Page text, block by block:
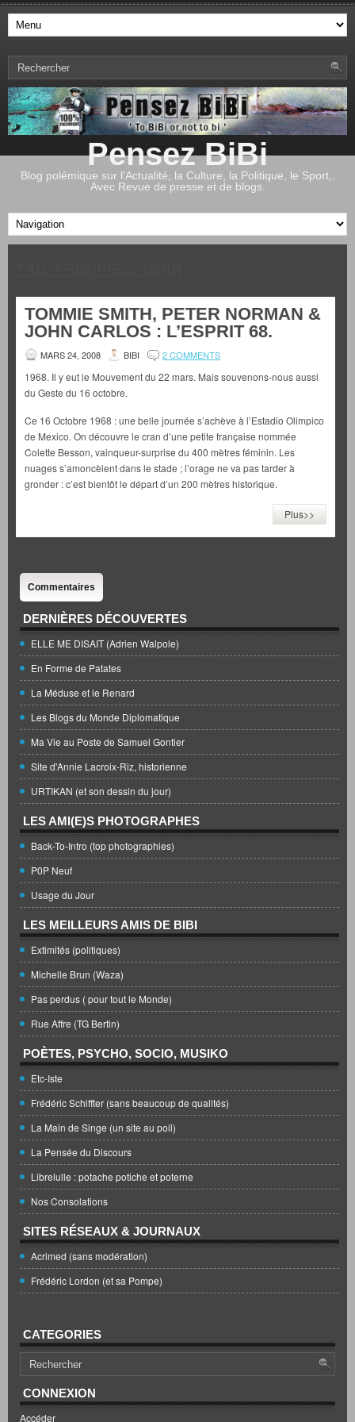
Pensez BiBi
Blog polémique sur l'Actualité, la Culture, la Politique, le Sport,.
Avec Revue de presse et de blogs.
TOMMIE SMITH, PETER NORMAN &
JOHN CARLOS : L’ESPRIT 68.
MARS 24, 2008 BIBI 2 COMMENTS
1968. Il y eut le Mouvement du 22 mars. Mais souvenons-nous aussi
du Geste du 16 octobre.
Ce 16 Octobre 1968 : une belle journée s’achève à l’Estadio Olimpico
de Mexico. On découvre le cran d’une petite française nommée
Colette Besson, vainqueur-surprise du 400 mètres féminin. Les
nuages s’amoncèlent dans le stade ; l’orage ne va pas tarder à
gronder : c’est bientôt le départ d’un 200 mètres historique.
Plus>>
Commentaires
DERNIÈRES DÉCOUVERTES
ELLE ME DISAIT (Adrien Walpole)
En Forme de Patates
La Méduse et le Renard
Les Blogs du Monde Diplomatique
Ma Vie au Poste de Samuel Gontier
Site d'Annie Lacroix-Riz, historienne
URTIKAN (et son dessin du jour)
LES AMI(E)S PHOTOGRAPHES
Back-To-Intro (top photographies)
P0P Neuf
Usage du Jour
LES MEILLEURS AMIS DE BIBI
Extimités (politiques)
Michelle Brun (Waza)
Pas perdus ( pour tout le Monde)
Rue Affre (TG Bertin)
POÈTES, PSYCHO, SOCIO, MUSIKO
Etc-Iste
Frédéric Schiffter (sans beaucoup de qualités)
La Main de Singe (un site au poil)
La Pensée du Discours
Librelulle : potache potiche et poterne
Nos Consolations
SITES RÉSEAUX & JOURNAUX
Acrimed (sans modération)
Frédéric Lordon (et sa Pompe)
CATEGORIES
CONNEXION
Accéder